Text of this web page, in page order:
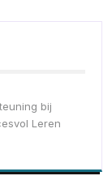
bij
Leren